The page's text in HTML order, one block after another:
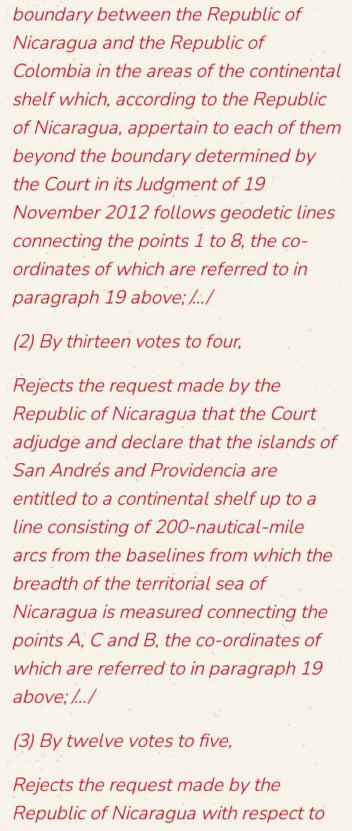
boundary between the Republic of
Nicaragua and the Republic of
Colombia in the areas of the continental
shelf which, according to the Republic
of Nicaragua, appertain to each of them
beyond the boundary determined by
the Court in its Judgment of 19
November 2012 follows geodetic lines
connecting the points 1 to 8, the co-
ordinates of which are referred to in
paragraph 19 above; /…/
(2) By thirteen votes to four,
Rejects the request made by the
Republic of Nicaragua that the Court
adjudge and declare that the islands of
San Andrés and Providencia are
entitled to a continental shelf up to a
line consisting of 200-nautical-mile
arcs from the baselines from which the
breadth of the territorial sea of
Nicaragua is measured connecting the
points A, C and B, the co-ordinates of
which are referred to in paragraph 19
above; /…/
(3) By twelve votes to five,
Rejects the request made by the
Republic of Nicaragua with respect to